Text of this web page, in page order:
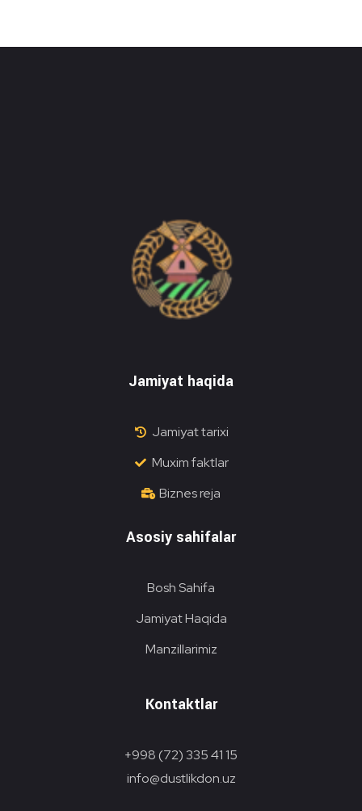
Jamiyat haqida
Jamiyat tarixi
Muxim faktlar
Biznes reja
Asosiy sahifalar
Bosh Sahifa
Jamiyat Haqida
Manzillarimiz
Kontaktlar
+998 (72) 335 41 15
info@dustlikdon.uz